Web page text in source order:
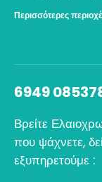
Περισσότερες
6949
Βρείτε
που ψάχνετε,
εξυπηρετούμε :